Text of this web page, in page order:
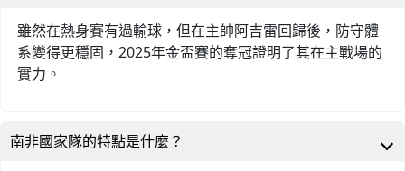
雖然在熱身賽有過輸球，但在主帥阿吉雷回歸後，防守體
系變得更穩固，2025年金盃賽的奪冠證明了其在主戰場的
實力。
南非國家隊的特點是什麼？